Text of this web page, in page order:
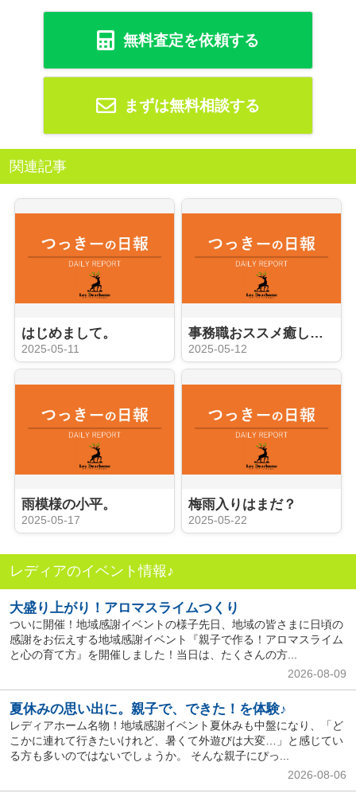
無料査定を依頼する
まずは無料相談する
関連記事
はじめまして。
2025-05-11
事務職おススメ癒しアイテムと。
2025-05-12
雨模様の小平。
2025-05-17
梅雨入りはまだ？
2025-05-22
レディアのイベント情報♪
大盛り上がり！アロマスライムつくり
ついに開催！地域感謝イベントの様子先日、地域の皆さまに日頃の
感謝をお伝えする地域感謝イベント『親子で作る！アロマスライム
と心の育て方』を開催しました！当日は、たくさんの方...
2026-08-09
夏休みの思い出に。親子で、できた！を体験♪
レディアホーム名物！地域感謝イベント夏休みも中盤になり、「ど
こかに連れて行きたいけれど、暑くて外遊びは大変…」と感じてい
る方も多いのではないでしょうか。 そんな親子にぴっ...
2026-08-06